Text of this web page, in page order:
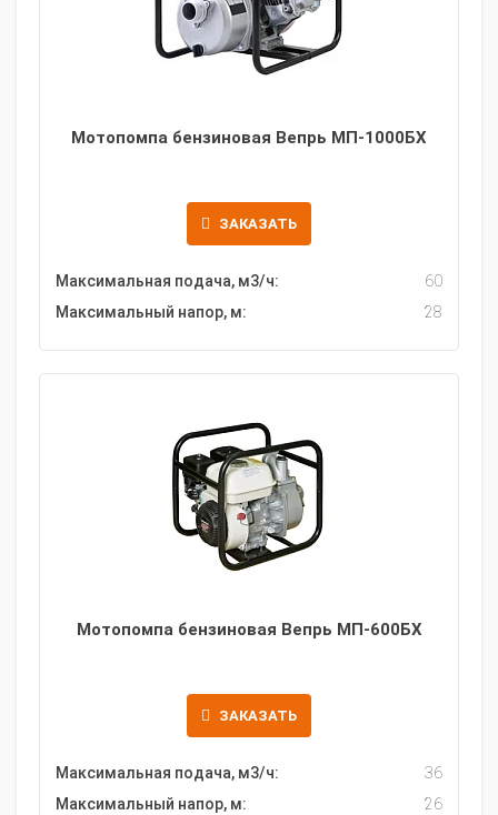
Мотопомпа бензиновая Вепрь МП-1000БХ
ЗАКАЗАТЬ
Максимальная подача, м3/ч:
60
Максимальный напор, м:
28
Мотопомпа бензиновая Вепрь МП-600БХ
ЗАКАЗАТЬ
Максимальная подача, м3/ч:
36
Максимальный напор, м:
26